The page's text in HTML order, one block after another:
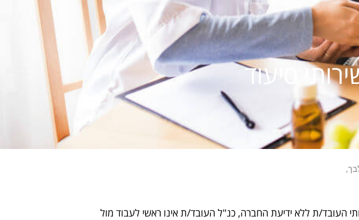
סיעוד
העובד/ת ללא ידיעת החברה, כנ"ל העובד/ת אינו ראשי לעבוד מול